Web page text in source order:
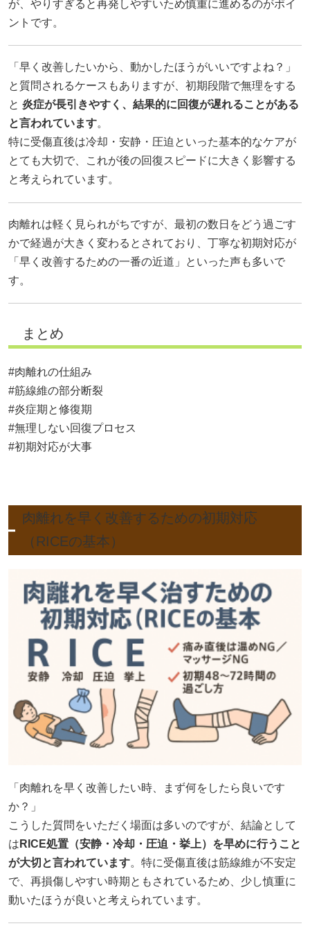
が、やりすぎると再発しやすいため慎重に進めるのがポイ
ントです。
「早く改善したいから、動かしたほうがいいですよね？」
と質問されるケースもありますが、初期段階で無理をする
と 炎症が長引きやすく、結果的に回復が遅れることがある
と言われています。
特に受傷直後は冷却・安静・圧迫といった基本的なケアが
とても大切で、これが後の回復スピードに大きく影響する
と考えられています。
肉離れは軽く見られがちですが、最初の数日をどう過ごす
かで経過が大きく変わるとされており、丁寧な初期対応が
「早く改善するための一番の近道」といった声も多いで
す。
まとめ
#肉離れの仕組み
#筋線維の部分断裂
#炎症期と修復期
#無理しない回復プロセス
#初期対応が大事
肉離れを早く改善するための初期対応
（RICEの基本）
「肉離れを早く改善したい時、まず何をしたら良いです
か？」
こうした質問をいただく場面は多いのですが、結論として
は RICE処置（安静・冷却・圧迫・挙上）を早めに行うこと
が大切と言われています。特に受傷直後は筋線維が不安定
で、再損傷しやすい時期ともされているため、少し慎重に
動いたほうが良いと考えられています。